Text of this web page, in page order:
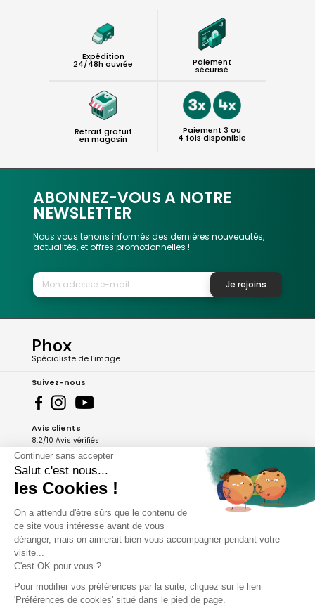
Expédition
24/48h ouvrée Paiement
sécurisé
Retrait gratuit
en magasin
Paiement 3 ou
4 fois disponible
ABONNEZ-VOUS A NOTRE
NEWSLETTER
Nous vous tenons informés des dernières nouveautés,
actualités, et offres promotionnelles !
Je rejoins
Phox
Spécialiste de l'image
Suivez-nous
Avis clients
8,2/10 Avis vérifiés
L'Appli Phox
A propos de Phox
Services et garanties
Continuer sans accepter
Salut c'est nous...
les Cookies !
On a attendu d'être sûrs que le contenu de
ce site vous intéresse avant de vous
déranger, mais on aimerait bien vous accompagner pendant votre
visite...
C'est OK pour vous ?
Pour modifier vos préférences par la suite, cliquez sur le lien
'Préférences de cookies' situé dans le pied de page.